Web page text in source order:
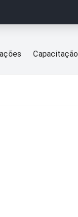
Capacitação